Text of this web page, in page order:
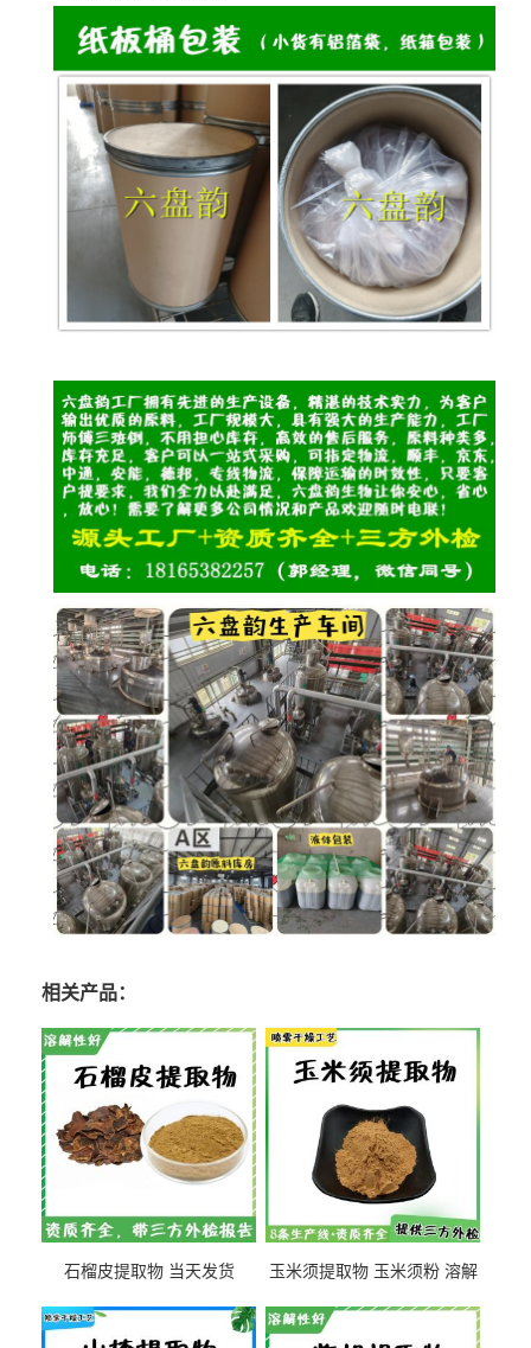
相关产品：
石榴皮提取物 当天发货
玉米须提取物 玉米须粉 溶解